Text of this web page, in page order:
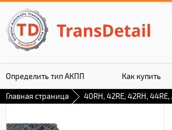
Определить тип АКПП Как купить
Гарантия
Главная страница 40RH, 42RE, 42RH, 44RE,